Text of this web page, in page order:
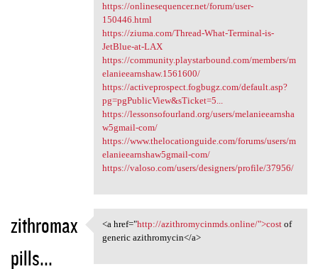
https://onlinesequencer.net/forum/user-
150446.html
https://ziuma.com/Thread-What-Terminal-is-
JetBlue-at-LAX
https://community.playstarbound.com/members/m
elanieearnshaw.1561600/
https://activeprospect.fogbugz.com/default.asp?
pg=pgPublicView&sTicket=5...
https://lessonsofourland.org/users/melanieearnsha
w5gmail-com/
https://www.thelocationguide.com/forums/users/m
elanieearnshaw5gmail-com/
https://valoso.com/users/designers/profile/37956/
zithromax
pills...
<a href="http:/
<a href="http://azithromycinmds.online/">costof
generic azithromycin</a>